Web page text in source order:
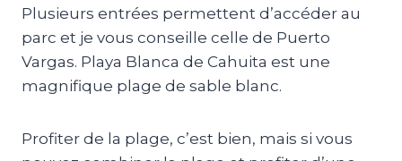
Plusieurs entrées permettent d’accéder au
parc et je vous conseille celle de Puerto
Vargas. Playa Blanca de Cahuita est une
magnifique plage de sable blanc.
Profiter de la plage, c’est bien, mais si vous